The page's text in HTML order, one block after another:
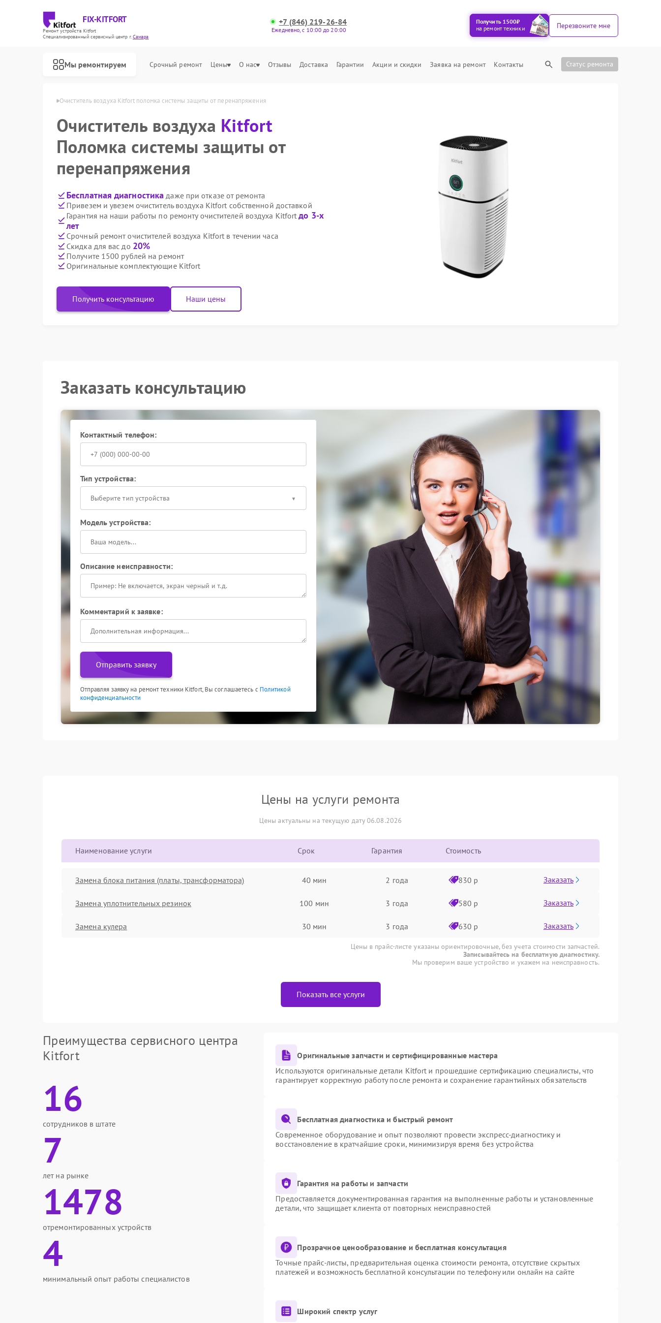
FIX-KITFORT
Ремонт устройств Kitfort
Специализированный cервисный центр г.Самара
+7 (846) 219-26-84
Ежедневно, с 10:00 до 20:00
Получить 1500₽
на ремонт техники
Перезвоните мне
Мы ремонтируем Срочный ремонт Цены О нас Отзывы Доставка Гарантии Акции и скидки Заявка на ремонт Контакты Статус ремонта
Kitfort в Самаре Очиститель воздуха Kitfort поломка системы защиты от перенапряжения
Очиститель воздуха Kitfort
Поломка системы защиты от
перенапряжения
Бесплатная диагностика даже при отказе от ремонта
Привезем и увезем очиститель воздуха Kitfort собственной доставкой
Гарантия на наши работы по ремонту очистителей воздуха Kitfortдо 3-х
лет
Срочный ремонт очистителей воздуха Kitfort в течении часа
Скидка для вас до 20%
Получите 1500 рублей на ремонт
Оригинальные комплектующие Kitfort
Получить консультацию Наши цены
Заказать консультацию
Контактный телефон:
Тип устройства:
Выберите тип устройства
Модель устройства:
Описание неисправности:
Комментарий к заявке:
Отправить заявку
Отправляя заявку на ремонт техники Kitfort, Вы соглашаетесь с Политикой
конфиденциальности
Цены на услуги ремонта
Цены актуальны на текущую дату 06.08.2026
Наименование услуги Срок Гарантия Стоимость
Замена блока питания (платы, трансформатора) 40 мин 2 года 830 р Заказать
Замена уплотнительных резинок 100 мин 3 года 580 р Заказать
Замена кулера 30 мин 3 года 630 р Заказать
Цены в прайс-листе указаны ориентировочные, без учета стоимости запчастей.
Записывайтесь на бесплатную диагностику.
Мы проверим ваше устройство и укажем на неисправность.
Показать все услуги
Преимущества сервисного центра
Kitfort
16
сотрудников в штате
7
лет на рынке
1478
отремонтированных устройств
4
минимальный опыт работы специалистов
Оригинальные запчасти и сертифицированные мастера
Используются оригинальные детали Kitfort и прошедшие сертификацию специалисты, что
гарантирует корректную работу после ремонта и сохранение гарантийных обязательств
Бесплатная диагностика и быстрый ремонт
Современное оборудование и опыт позволяют провести экспресс-диагностику и
восстановление в кратчайшие сроки, минимизируя время без устройства
Гарантия на работы и запчасти
Предоставляется документированная гарантия на выполненные работы и установленные
детали, что защищает клиента от повторных неисправностей
Прозрачное ценообразование и бесплатная консультация
Точные прайс-листы, предварительная оценка стоимости ремонта, отсутствие скрытых
платежей и возможность бесплатной консультации по телефону или онлайн на сайте
Широкий спектр услуг